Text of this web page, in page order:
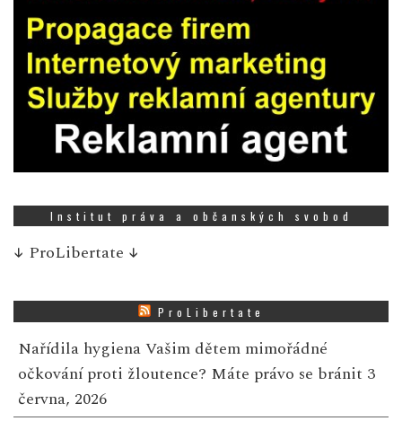
Institut práva a občanských svobod
↓ ProLibertate ↓
ProLibertate
Nařídila hygiena Vašim dětem mimořádné
očkování proti žloutence? Máte právo se bránit 3
června, 2026